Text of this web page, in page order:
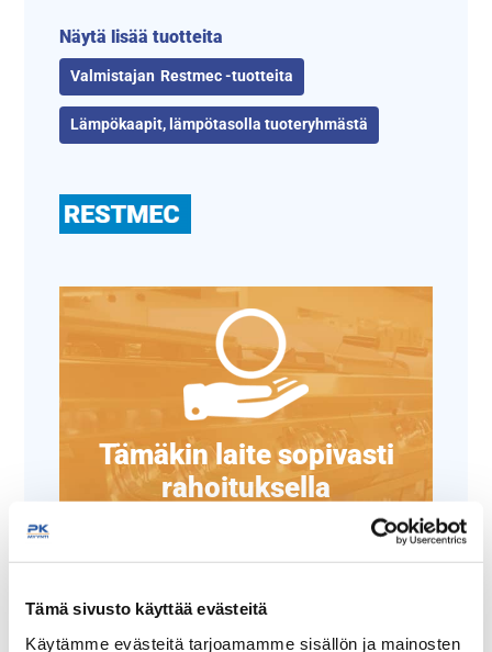
Tämä sivusto käyttää evästeitä
Käytämme evästeitä tarjoamamme sisällön ja mainosten
Näytä lisää tuotteita
Restmec -tuotteita
Lämpökaapit, lämpötasolla tuoteryhmästä
Tämäkin laite sopivasti
rahoituksella